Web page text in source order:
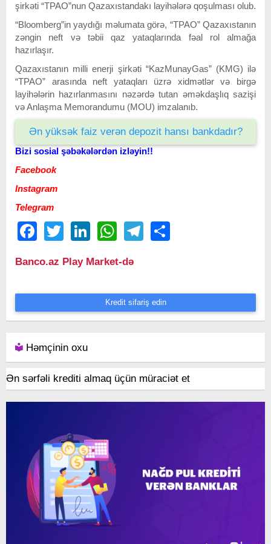
şirkəti “TPAO”nun Qazaxıstandakı layihələrə qoşulması olub.
“Bloomberg”in yaydığı məlumata görə, “TPAO” Qazaxıstanın
zəngin neft və təbii qaz yataqlarında fəal rol almağa
hazırlaşır.
Qazaxıstanın milli enerji şirkəti “KazMunayGas” (KMG) ilə
“TPAO” arasında neft yataqları üzrə xidmətlər və birgə
layihələrin hazırlanmasını nəzərdə tutan əməkdaşlıq sazişi
və Anlaşma Memorandumu (MOU) imzalanıb.
Ən yüksək faiz verən depozit hansı bankdadır?
Bizi sosial şəbəkələrdən izləyin!!
Facebook
Instagram
Telegram
FacebookTwitter LinkedIn WhatsAppTelegram
Banco.az Play Market-də
Kredit sifariş edin
Həmçinin oxu
Ən sərfəli krediti almaq üçün müraciət et